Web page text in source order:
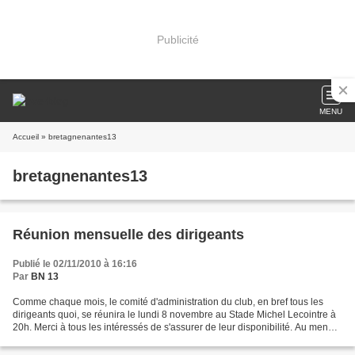
Publicité
MENU
Accueil » bretagnenantes13
bretagnenantes13
Réunion mensuelle des dirigeants
Publié le 02/11/2010 à 16:16
Par BN 13
Comme chaque mois, le comité d'administration du club, en bref tous les
dirigeants quoi, se réunira le lundi 8 novembre au Stade Michel Lecointre à
20h. Merci à tous les intéressés de s'assurer de leur disponibilité. Au menu :